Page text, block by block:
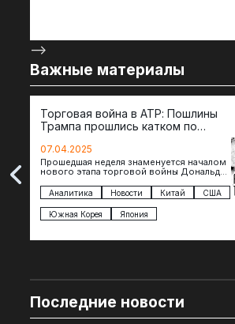
-->
Важные материалы
Торговая война в АТР: Пошлины
Трампа прошлись катком по
07.04.2025
Прошедшая неделя знаменуется началом
нового этапа торговой войны Дональда
импорта из более 100 стран…
Аналитика Новости Китай США
Южная Корея Япония
Последние новости